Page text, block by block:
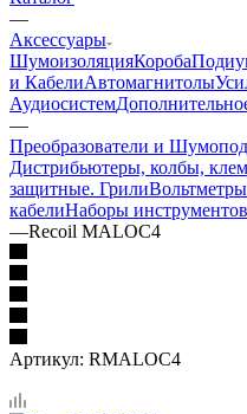
—
Аксессуары
ШумоизоляцияКороба
и КабелиАвтомагнитолы
Аудиосистем
—
Преобразователи и
Дистрибьютеры, колбы,
защитные. ГрилиВольтметры
кабелиНаборы инструментов
—Recoil MALOC4
Артикул: RMALOC4